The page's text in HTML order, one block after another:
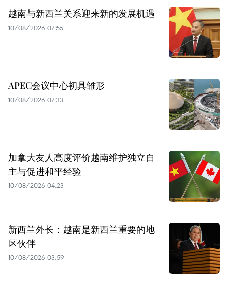
越南与新西兰关系迎来新的发展机遇
10/08/2026 07:55
APEC会议中心初具雏形
10/08/2026 07:33
加拿大友人高度评价越南维护独立自
主与促进和平经验
10/08/2026 04:23
新西兰外长：越南是新西兰重要的地
区伙伴
10/08/2026 03:59